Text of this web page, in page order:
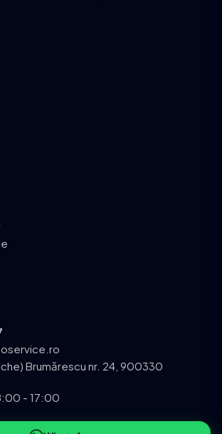
Brumărescu nr. 24, 900330
- 17:00